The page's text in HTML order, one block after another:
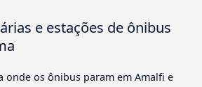
e estações de ônibus
onde os ônibus param em Amalfi e